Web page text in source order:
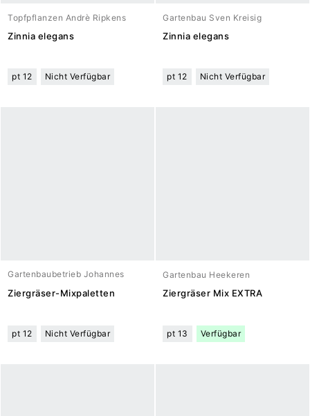
Topfpflanzen Andrè Ripkens
Zinnia elegans
pt 12 Nicht Verfügbar
Gartenbau Sven Kreisig
Zinnia elegans
pt 12 Nicht Verfügbar
Gartenbaubetrieb Johannes
Meuwesen
Ziergräser-Mixpaletten
pt 12 Nicht Verfügbar
Gartenbau Heekeren
Ziergräser Mix EXTRA
pt 13 Verfügbar